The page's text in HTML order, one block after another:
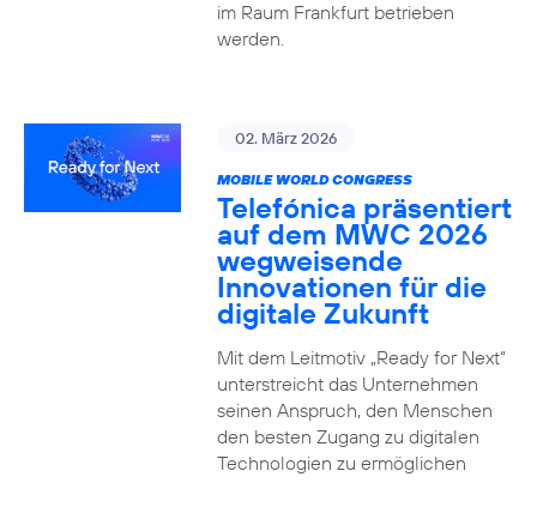
im Raum Frankfurt betrieben
werden.
02. März 2026
MOBILE WORLD CONGRESS
Telefónica präsentiert
auf dem MWC 2026
wegweisende
Innovationen für die
digitale Zukunft
Mit dem Leitmotiv „Ready for Next“
unterstreicht das Unternehmen
seinen Anspruch, den Menschen
den besten Zugang zu digitalen
Technologien zu ermöglichen